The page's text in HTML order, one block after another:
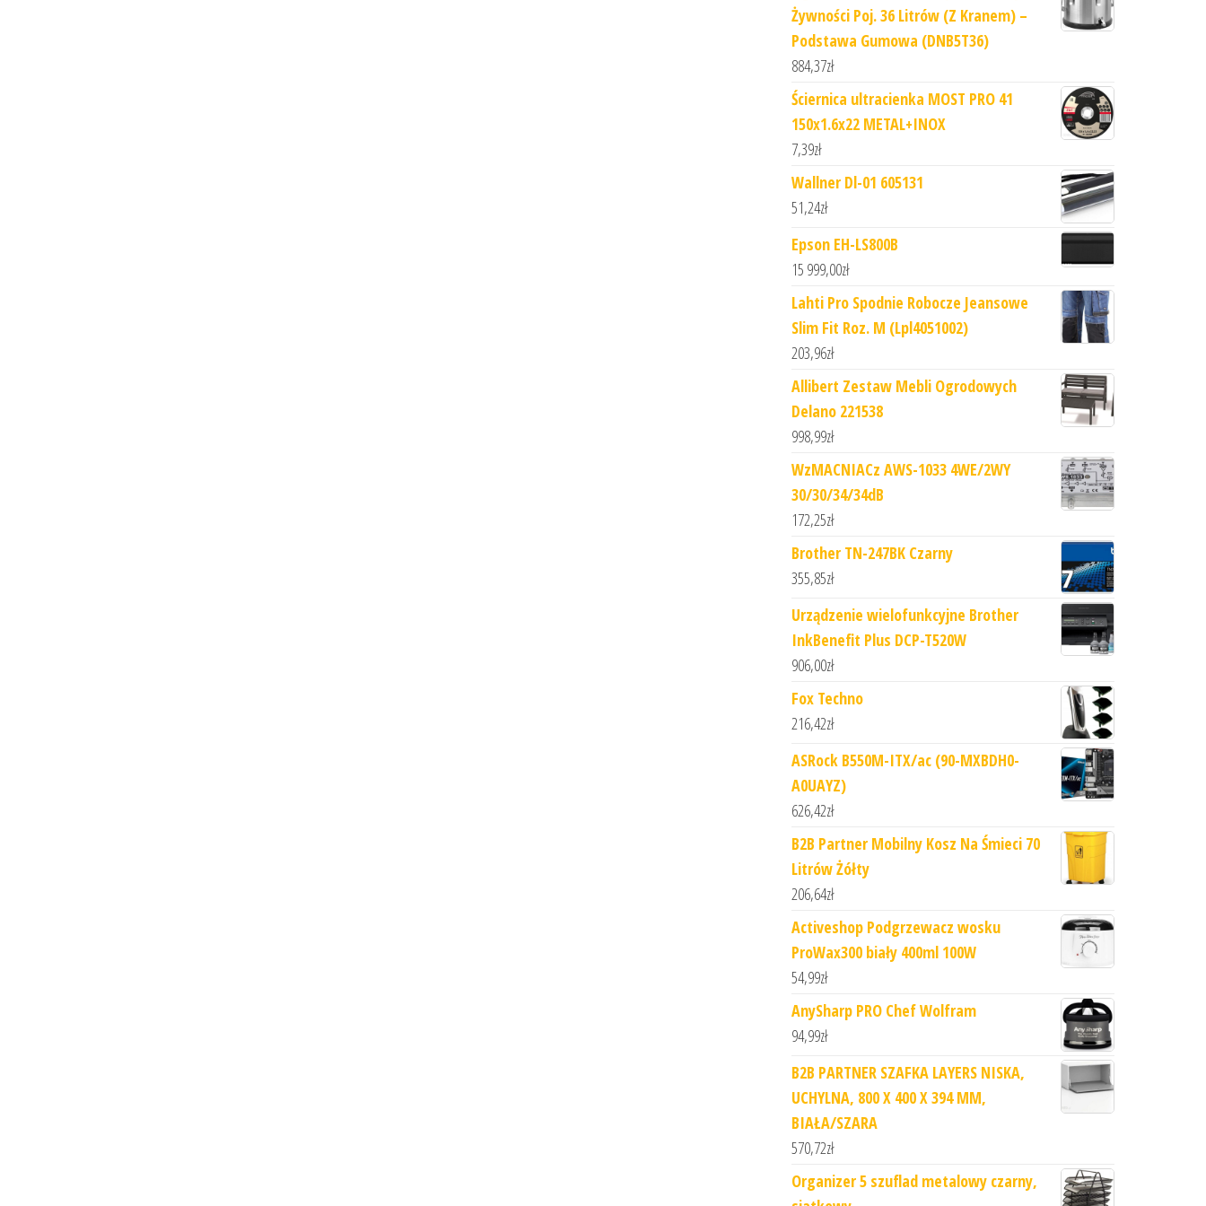
Żywności Poj. 36 Litrów (Z Kranem) –
Podstawa Gumowa (DNB5T36)
884,37zł
Ściernica ultracienka MOST PRO 41
150x1.6x22 METAL+INOX
7,39zł
Wallner Dl-01 605131
51,24zł
Epson EH-LS800B
15 999,00zł
Lahti Pro Spodnie Robocze Jeansowe
Slim Fit Roz. M (Lpl4051002)
203,96zł
Allibert Zestaw Mebli Ogrodowych
Delano 221538
998,99zł
WzMACNIACz AWS-1033 4WE/2WY
30/30/34/34dB
172,25zł
Brother TN-247BK Czarny
355,85zł
Urządzenie wielofunkcyjne Brother
InkBenefit Plus DCP-T520W
906,00zł
Fox Techno
216,42zł
ASRock B550M-ITX/ac (90-MXBDH0-
A0UAYZ)
626,42zł
B2B Partner Mobilny Kosz Na Śmieci 70
Litrów Żółty
206,64zł
Activeshop Podgrzewacz wosku
ProWax300 biały 400ml 100W
54,99zł
AnySharp PRO Chef Wolfram
94,99zł
B2B PARTNER SZAFKA LAYERS NISKA,
UCHYLNA, 800 X 400 X 394 MM,
BIAŁA/SZARA
570,72zł
Organizer 5 szuflad metalowy czarny,